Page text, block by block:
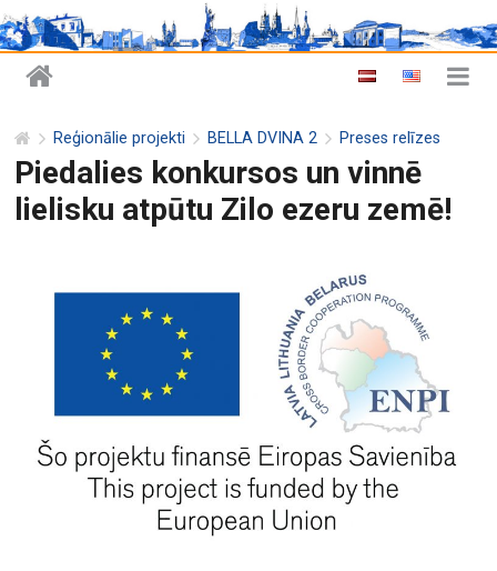
Reģionālie projekti BELLA DVINA 2 Preses relīzes
Piedalies konkursos un vinnē
lielisku atpūtu Zilo ezeru zemē!